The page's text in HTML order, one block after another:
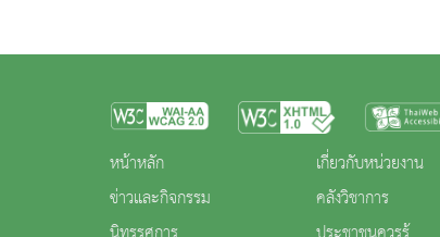
หน้าหลัก
ข่าวและกิจกรรม
เกี่ยวกับหน่วยงาน
คลังวิชาการ